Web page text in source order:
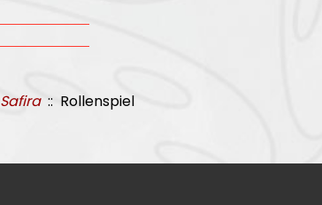
Safira:: Rollenspiel